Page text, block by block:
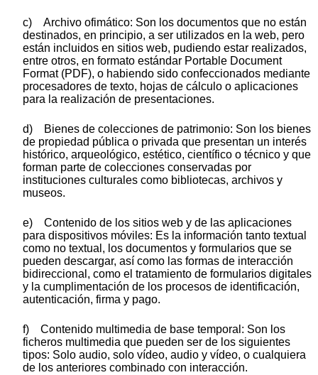
c) Archivo ofimático: Son los documentos que no están
destinados, en principio, a ser utilizados en la web, pero
están incluidos en sitios web, pudiendo estar realizados,
entre otros, en formato estándar Portable Document
Format (PDF), o habiendo sido confeccionados mediante
procesadores de texto, hojas de cálculo o aplicaciones
para la realización de presentaciones.
d) Bienes de colecciones de patrimonio: Son los bienes
de propiedad pública o privada que presentan un interés
histórico, arqueológico, estético, científico o técnico y que
forman parte de colecciones conservadas por
instituciones culturales como bibliotecas, archivos y
museos.
e) Contenido de los sitios web y de las aplicaciones
para dispositivos móviles: Es la información tanto textual
como no textual, los documentos y formularios que se
pueden descargar, así como las formas de interacción
bidireccional, como el tratamiento de formularios digitales
y la cumplimentación de los procesos de identificación,
autenticación, firma y pago.
f) Contenido multimedia de base temporal: Son los
ficheros multimedia que pueden ser de los siguientes
tipos: Solo audio, solo vídeo, audio y vídeo, o cualquiera
de los anteriores combinado con interacción.